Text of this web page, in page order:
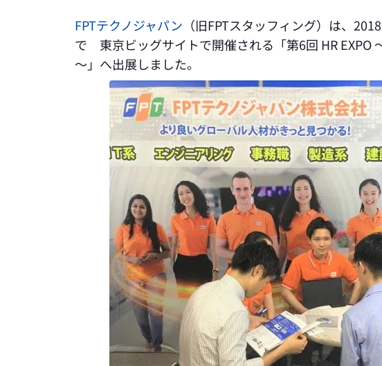
FPTテクノジャパン （旧FPTスタッフィング）は、
で 東京ビッグサイトで開催される「第6回 HR EXPO
～」へ出展しました。